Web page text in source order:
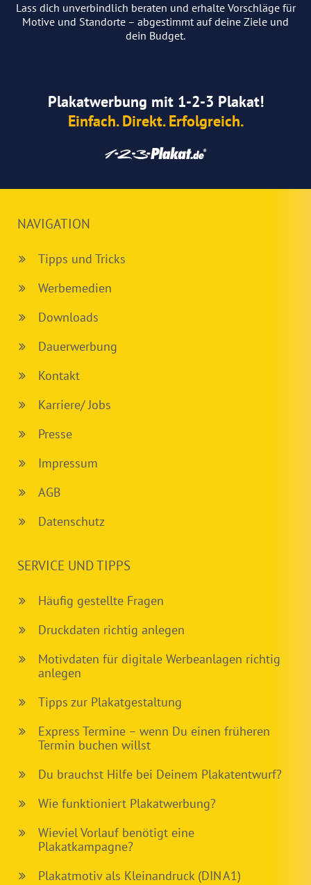
Lass dich unverbindlich beraten und erhalte Vorschläge für
Motive und Standorte – abgestimmt auf deine Ziele und
dein Budget.
Plakatwerbung mit 1-2-3 Plakat!
Einfach. Direkt. Erfolgreich.
NAVIGATION
Tipps und Tricks
Werbemedien
Downloads
Dauerwerbung
Kontakt
Karriere/ Jobs
Presse
Impressum
AGB
Datenschutz
SERVICE UND TIPPS
Häufig gestellte Fragen
Druckdaten richtig anlegen
Motivdaten für digitale Werbeanlagen richtig
anlegen
Tipps zur Plakatgestaltung
Express Termine – wenn Du einen früheren
Termin buchen willst
Du brauchst Hilfe bei Deinem Plakatentwurf?
Wie funktioniert Plakatwerbung?
Wieviel Vorlauf benötigt eine
Plakatkampagne?
Plakatmotiv als Kleinandruck (DIN A1)